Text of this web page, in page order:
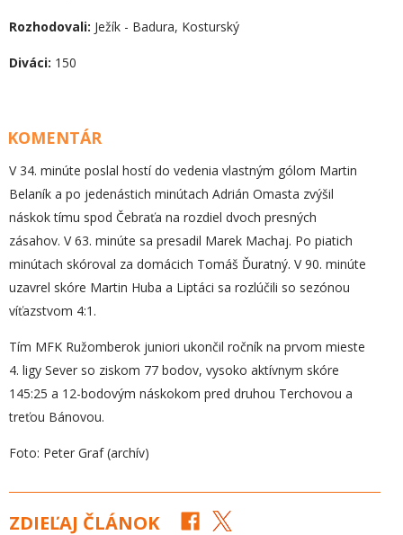
Rozhodovali: Ježík - Badura, Kosturský
Diváci: 150
KOMENTÁR
V 34. minúte poslal hostí do vedenia vlastným gólom Martin
Belaník a po jedenástich minútach Adrián Omasta zvýšil
náskok tímu spod Čebraťa na rozdiel dvoch presných
zásahov. V 63. minúte sa presadil Marek Machaj. Po piatich
minútach skóroval za domácich Tomáš Ďuratný. V 90. minúte
uzavrel skóre Martin Huba a Liptáci sa rozlúčili so sezónou
víťazstvom 4:1.
Tím MFK Ružomberok juniori ukončil ročník na prvom mieste
4. ligy Sever so ziskom 77 bodov, vysoko aktívnym skóre
145:25 a 12-bodovým náskokom pred druhou Terchovou a
treťou Bánovou.
Foto: Peter Graf (archív)
ZDIEĽAJ ČLÁNOK